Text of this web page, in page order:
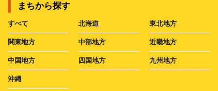
まちから探す
すべて 北海道 東北地方
関東地方 中部地方 近畿地方
中国地方 四国地方 九州地方
沖縄